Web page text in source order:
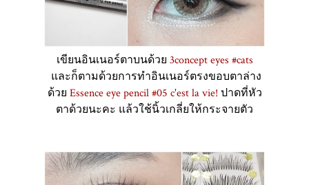
เขียนอินเนอร์ตาบนด้วย 3concept eyes #cats
และก็ตามด้วยการทำอินเนอร์ตรงขอบตาล่าง
ด้วย Essence eye pencil #05 c'est la vie! ปาดที่หัว
ตาด้วยนะคะ แล้วใช้นิ้วเกลี่ยให้กระจายตัว